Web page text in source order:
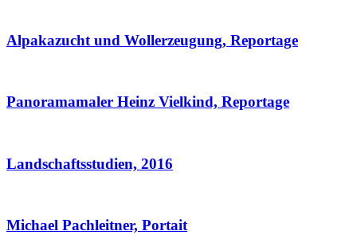
Alpakazucht und Wollerzeugung, Reportage
Panoramamaler Heinz Vielkind, Reportage
Landschaftsstudien, 2016
Michael Pachleitner, Portait